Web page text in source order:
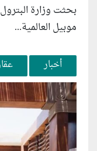
بحثت وزارة
موبيل العالمية...
أخبار